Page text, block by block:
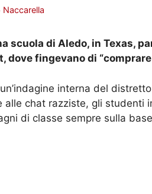
Naccarella
scuola di Aledo, in Texas,
dove fingevano di
interna del
alle chat razziste, gli studenti
di classe sempre sulla